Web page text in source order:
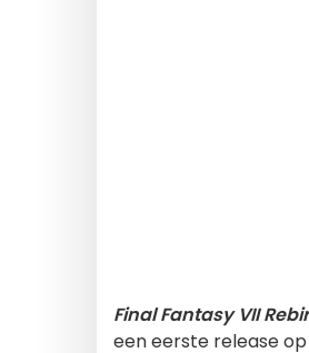
Final Fantasy VII
een eerste release op